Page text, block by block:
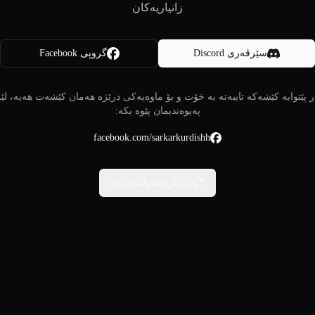
زانیاریەکان
سێرڤەری Discord گروپی Facebook
پێتوایە کێشەکە تایبەتە بە خۆت و بۆ ماوەیەکی درێژە هەمان کێشەت هەیە،
پەیوەندیمان پێوە بکە:
facebook.com/sarkarkurdishh